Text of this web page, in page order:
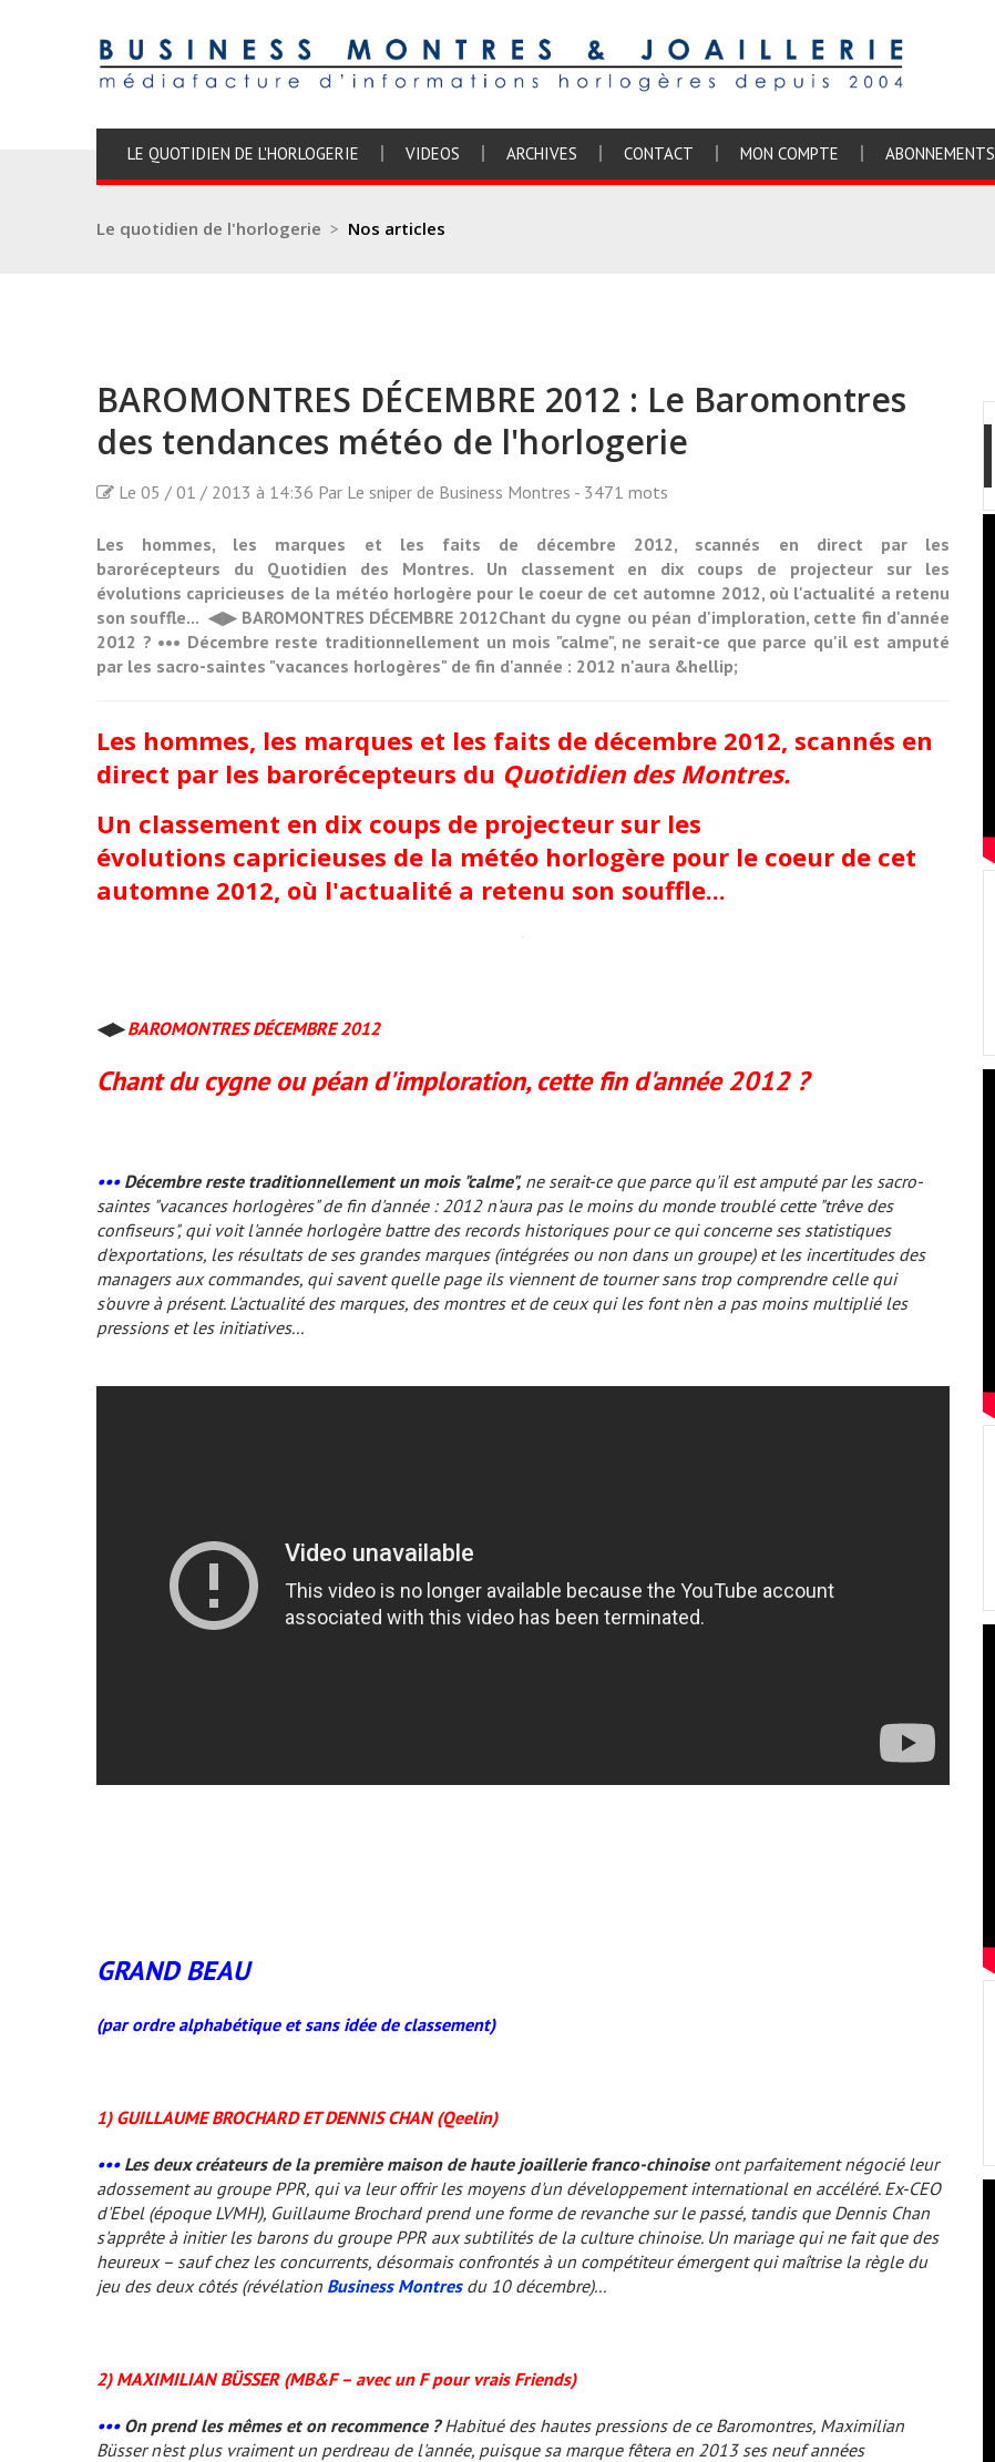
LE QUOTIDIEN DE L'HORLOGERIE VIDEOS ARCHIVES CONTACT MON COMPTE ABONNEMENTS
Le quotidien de l'horlogerie > Nos articles
BAROMONTRES DÉCEMBRE 2012 : Le Baromontres
des tendances météo de l'horlogerie
Le 05 / 01 / 2013 à 14:36 Par Le sniper de Business Montres - 3471 mots
Les hommes, les marques et les faits de décembre 2012, scannés en direct par les
barorécepteurs du Quotidien des Montres. Un classement en dix coups de projecteur sur les
évolutions capricieuses de la météo horlogère pour le coeur de cet automne 2012, où l'actualité a retenu
son souffle... ◀▶ BAROMONTRES DÉCEMBRE 2012Chant du cygne ou péan d'imploration, cette fin d'année
2012 ? ••• Décembre reste traditionnellement un mois "calme", ne serait-ce que parce qu'il est amputé
par les sacro-saintes "vacances horlogères" de fin d'année : 2012 n'aura &hellip;
Les hommes, les marques et les faits de décembre 2012, scannés en
direct par les barorécepteurs du Quotidien des Montres.
Un classement en dix coups de projecteur sur les
évolutions capricieuses de la météo horlogère pour le coeur de cet
automne 2012, où l'actualité a retenu son souffle...
◀▶BAROMONTRES DÉCEMBRE 2012
Chant du cygne ou péan d'imploration, cette fin d'année 2012 ?
••• Décembre reste traditionnellement un mois "calme",ne serait-ce que parce qu'il est amputé par les sacro-
saintes "vacances horlogères" de fin d'année : 2012 n'aura pas le moins du monde troublé cette "trêve des
confiseurs", qui voit l'année horlogère battre des records historiques pour ce qui concerne ses statistiques
d'exportations, les résultats de ses grandes marques (intégrées ou non dans un groupe) et les incertitudes des
managers aux commandes, qui savent quelle page ils viennent de tourner sans trop comprendre celle qui
s'ouvre à présent. L'actualité des marques, des montres et de ceux qui les font n'en a pas moins multiplié les
pressions et les initiatives...
GRAND BEAU
(par ordre alphabétique et sans idée de classement)
1) GUILLAUME BROCHARD ET DENNIS CHAN (Qeelin)
•••Les deux créateurs de la première maison de haute joaillerie franco-chinoiseont parfaitement négocié leur
adossement au groupe PPR, qui va leur offrir les moyens d'un développement international en accéléré. Ex-CEO
d'Ebel (époque LVMH), Guillaume Brochard prend une forme de revanche sur le passé, tandis que Dennis Chan
s'apprête à initier les barons du groupe PPR aux subtilités de la culture chinoise. Un mariage qui ne fait que des
heureux – sauf chez les concurrents, désormais confrontés à un compétiteur émergent qui maîtrise la règle du
jeu des deux côtés(révélation Business Montresdu 10 décembre)...
2) MAXIMILIAN BÜSSER (MB&F – avec un F pour vrais Friends)
•••On prend les mêmes et on recommence ?Habitué des hautes pressions de ce Baromontres, Maximilian
Büsser n'est plus vraiment un perdreau de l'année, puisque sa marque fêtera en 2013 ses neuf années